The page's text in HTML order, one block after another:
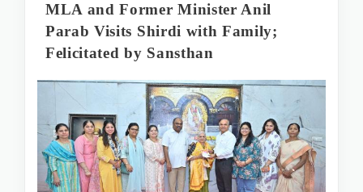
MLA and Former Minister Anil
Parab Visits Shirdi with Family;
Felicitated by Sansthan